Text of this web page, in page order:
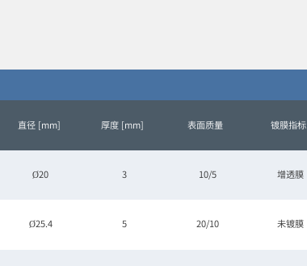
直径 [mm] 厚度 [mm] 表面质量 镀膜指标
Ø20 3 10/5 增透膜
Ø25.4 5 20/10 未镀膜